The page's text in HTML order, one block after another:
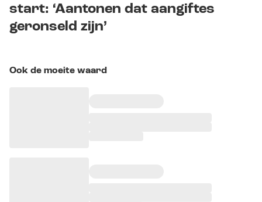
start: ‘Aantonen dat aangiftes
geronseld zijn’
Ook de moeite waard